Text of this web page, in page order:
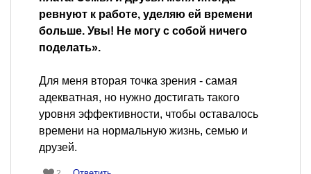
ревнуют к работе, уделяю ей времени
больше. Увы! Не могу с собой ничего
поделать».
Для меня вторая точка зрения - самая
адекватная, но нужно достигать такого
уровня эффективности, чтобы оставалось
времени на нормальную жизнь, семью и
друзей.